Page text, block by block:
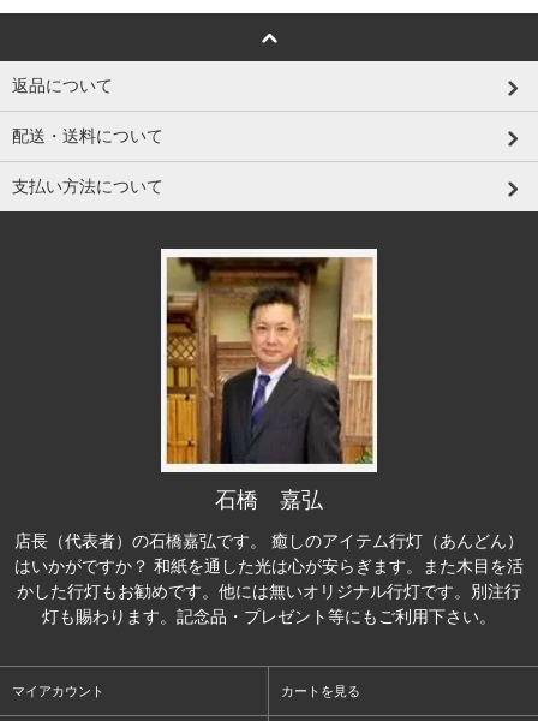
返品について
配送・送料について
支払い方法について
石橋 嘉弘
店長（代表者）の石橋嘉弘です。 癒しのアイテム行灯（あんどん）
はいかがですか？ 和紙を通した光は心が安らぎます。また木目を活
かした行灯もお勧めです。他には無いオリジナル行灯です。別注行
灯も賜わります。記念品・プレゼント等にもご利用下さい。
マイアカウント カートを見る